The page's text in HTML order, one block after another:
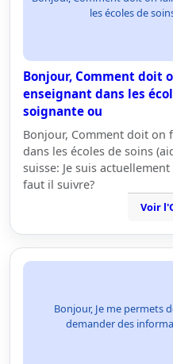
les écoles de
Bonjour, Comment doit
enseignant dans les
soignante ou
Bonjour, Comment doit on
dans les écoles de soins
suisse: Je suis
faut il suivre?
Voir
Bonjour, Je me permets
demander des